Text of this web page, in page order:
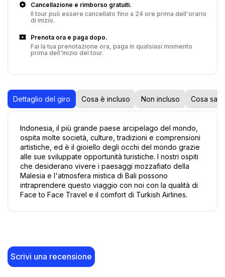
Cancellazione e rimborso gratuiti.
Il tour può essere cancellato fino a 24 ore prima dell'orario
di inizio.
Prenota ora e paga dopo.
Fai la tua prenotazione ora, paga in qualsiasi momento
prima dell'inizio del tour.
Dettaglio del giro Cosa è incluso Non incluso Cosa
Indonesia, il più grande paese arcipelago del mondo,
ospita molte società, culture, tradizioni e comprensioni
artistiche, ed è il gioiello degli occhi del mondo grazie
alle sue sviluppate opportunità turistiche. I nostri ospiti
che desiderano vivere i paesaggi mozzafiato della
Malesia e l'atmosfera mistica di Bali possono
intraprendere questo viaggio con noi con la qualità di
Face to Face Travel e il comfort di Turkish Airlines.
Scrivi una recensione